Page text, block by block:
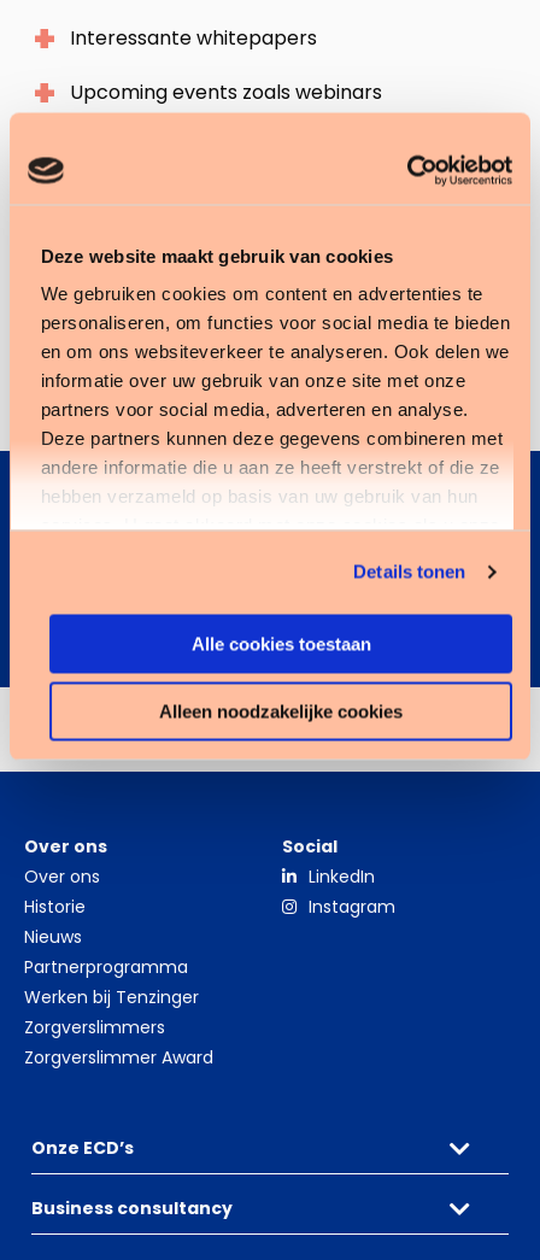
Deze website maakt gebruik van cookies
We gebruiken cookies om content en advertenties te
personaliseren, om functies voor social media te bieden
en om ons websiteverkeer te analyseren. Ook delen we
informatie over uw gebruik van onze site met onze
partners voor social media, adverteren en analyse.
Deze partners kunnen deze gegevens combineren met
andere informatie die u aan ze heeft verstrekt of die ze
hebben verzameld op basis van uw gebruik van hun
services. U gaat akkoord met onze cookies als u onze
Details tonen
Alle cookies toestaan
Alleen noodzakelijke cookies
Interessante whitepapers
Upcoming events zoals webinars
Kun je niet wachten op de volgende nieuwsbrief?
Neem dan alvast een kijke op onzenieuwspagina
en volg ons op LinkedIn.
Altijd als eerste op de hoogte
Tenzinger privacy statement.
Over ons
Over ons
Historie
Nieuws
Partnerprogramma
Werken bij Tenzinger
Zorgverslimmers
Zorgverslimmer Award
Social
LinkedIn
Instagram
Onze ECD’s
Business consultancy